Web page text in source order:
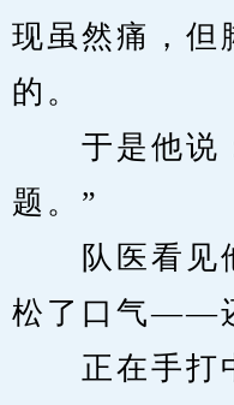
现虽然痛，但
的。
于是他说：
题。”
队医看见
松了口气——
正在手打